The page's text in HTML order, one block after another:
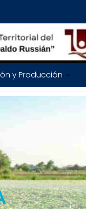
y Producción